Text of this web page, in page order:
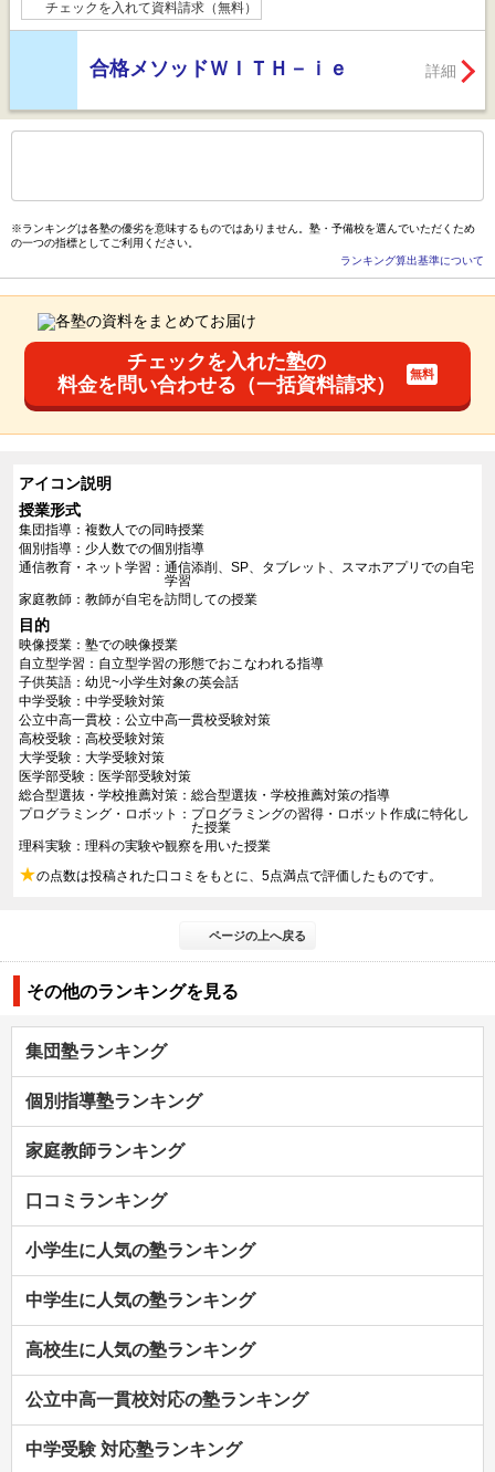
チェックを入れて資料請求（無料）
合格メソッドＷＩＴＨ－ｉｅ 詳細
※ランキングは各塾の優劣を意味するものではありません。塾・予備校を選んでいただくため
の一つの指標としてご利用ください。
ランキング算出基準について
チェックを入れた塾の
料金を問い合わせる（一括資料請求）
アイコン説明
授業形式
集団指導
複数人での同時授業
個別指導
少人数での個別指導
通信教育・ネット学習
通信添削、SP、タブレット、スマホアプリでの自宅
学習
家庭教師
教師が自宅を訪問しての授業
目的
映像授業
塾での映像授業
自立型学習
自立型学習の形態でおこなわれる指導
子供英語
幼児~小学生対象の英会話
中学受験
中学受験対策
公立中高一貫校
公立中高一貫校受験対策
高校受験
高校受験対策
大学受験
大学受験対策
医学部受験
医学部受験対策
総合型選抜・学校推薦対策
総合型選抜・学校推薦対策の指導
プログラミング・ロボット
プログラミングの習得・ロボット作成に特化し
た授業
理科実験
理科の実験や観察を用いた授業
★の点数は投稿された口コミをもとに、5点満点で評価したものです。
ページの上へ戻る
その他のランキングを見る
集団塾ランキング
個別指導塾ランキング
家庭教師ランキング
口コミランキング
小学生に人気の塾ランキング
中学生に人気の塾ランキング
高校生に人気の塾ランキング
公立中高一貫校対応の塾ランキング
中学受験 対応塾ランキング